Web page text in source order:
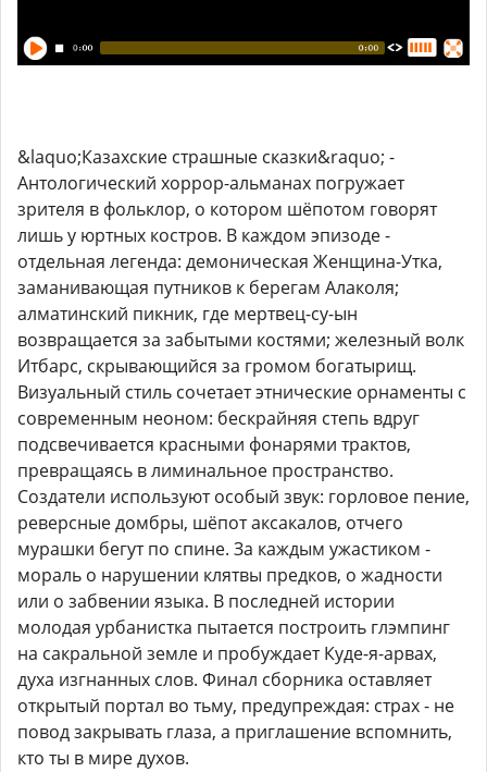
&laquo;Казахские страшные сказки&raquo; -
Антологический хоррор-альманах погружает
зрителя в фольклор, о котором шёпотом говорят
лишь у юртных костров. В каждом эпизоде -
отдельная легенда: демоническая Женщина-Утка,
заманивающая путников к берегам Алаколя;
алматинский пикник, где мертвец-су-ын
возвращается за забытыми костями; железный волк
Итбарс, скрывающийся за громом богатырищ.
Визуальный стиль сочетает этнические орнаменты с
современным неоном: бескрайняя степь вдруг
подсвечивается красными фонарями трактов,
превращаясь в лиминальное пространство.
Создатели используют особый звук: горловое пение,
реверсные домбры, шёпот аксакалов, отчего
мурашки бегут по спине. За каждым ужастиком -
мораль о нарушении клятвы предков, о жадности
или о забвении языка. В последней истории
молодая урбанистка пытается построить глэмпинг
на сакральной земле и пробуждает Куде-я-арвах,
духа изгнанных слов. Финал сборника оставляет
открытый портал во тьму, предупреждая: страх - не
повод закрывать глаза, а приглашение вспомнить,
кто ты в мире духов.